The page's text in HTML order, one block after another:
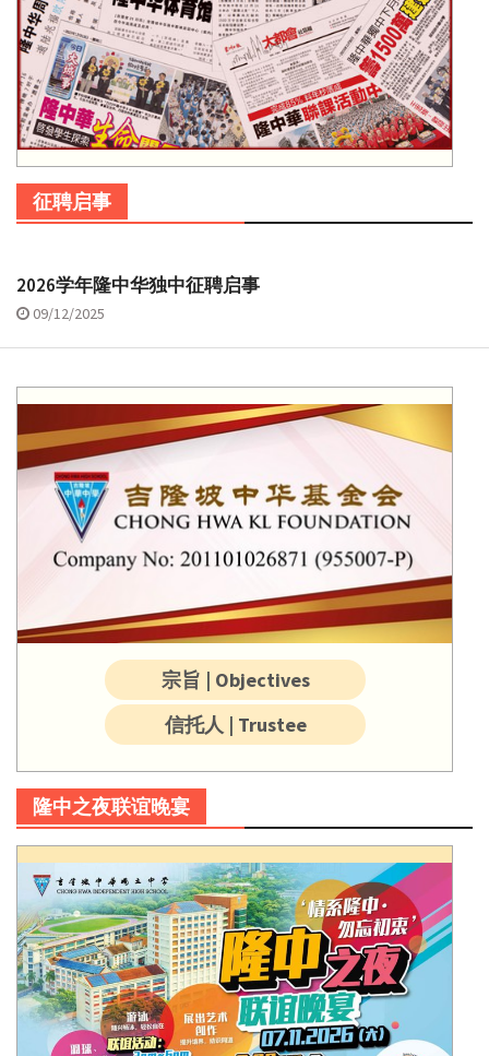
征聘启事
2026学年隆中华独中征聘启事
09/12/2025
宗旨 | Objectives
信托人 | Trustee
隆中之夜联谊晚宴